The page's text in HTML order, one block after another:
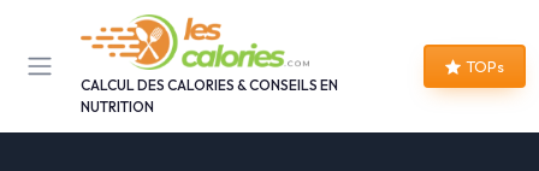
CALCUL DES CALORIES & CONSEILS EN
NUTRITION
TOPs
Panneau de gestion des cookies